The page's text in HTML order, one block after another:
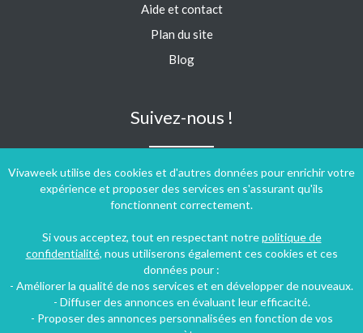
Vivaweek utilise des cookies et d'autres données pour enrichir votre
expérience et proposer des services en s'assurant qu'ils
fonctionnent correctement.
Si vous acceptez, tout en respectant notrepolitique de
confidentialité, nous utiliserons également ces cookies et ces
données pour :
- Améliorer la qualité de nos services et en développer de nouveaux.
- Diffuser des annonces en évaluant leur efficacité.
- Proposer des annonces personnalisées en fonction de vos
Aide et contact
Plan du site
Blog
Suivez-nous !